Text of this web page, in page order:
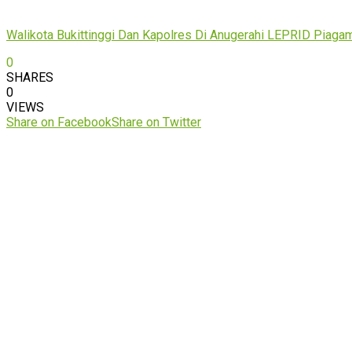
Walikota Bukittinggi Dan Kapolres Di Anugerahi LEPRID
0
SHARES
0
VIEWS
Share on FacebookShare on Twitter